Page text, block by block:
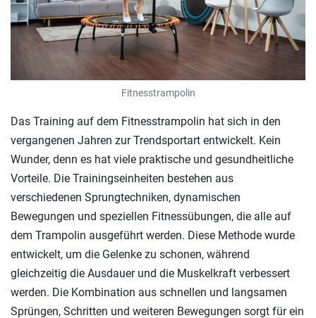
Fitnesstrampolin
Das Training auf dem Fitnesstrampolin hat sich in den
vergangenen Jahren zur Trendsportart entwickelt. Kein
Wunder, denn es hat viele praktische und gesundheitliche
Vorteile. Die Trainingseinheiten bestehen aus
verschiedenen Sprungtechniken, dynamischen
Bewegungen und speziellen Fitnessübungen, die alle auf
dem Trampolin ausgeführt werden. Diese Methode wurde
entwickelt, um die Gelenke zu schonen, während
gleichzeitig die Ausdauer und die Muskelkraft verbessert
werden. Die Kombination aus schnellen und langsamen
Sprüngen, Schritten und weiteren Bewegungen sorgt für ein